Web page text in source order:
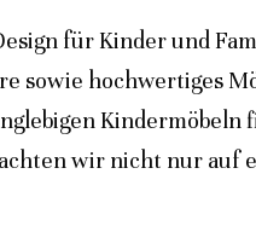
für Kinder und
sowie hochwertiges
wir nicht nur